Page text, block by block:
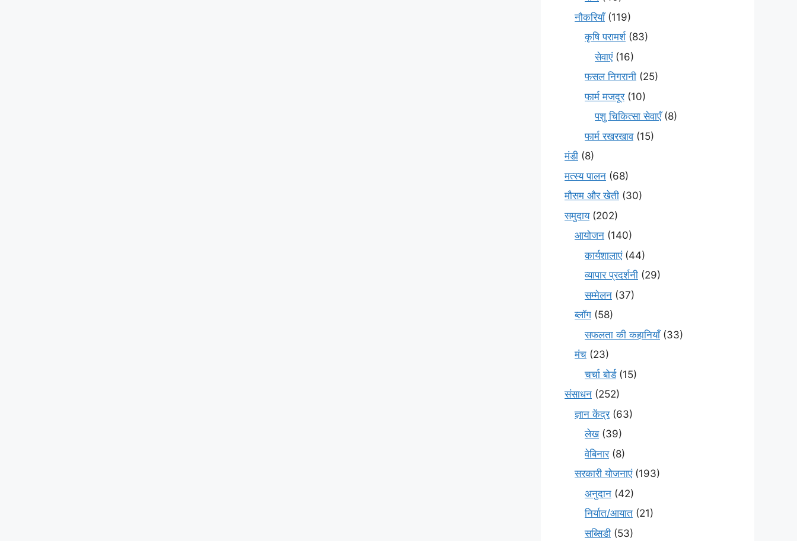
नौकरियाँ(119)
कृषि परामर्श(83)
सेवाएं(16)
फसल निगरानी (25)
फार्म मजदूर(10)
पशु चिकित्सा सेवाएँ(8)
फार्म रखरखाव(15)
मंडी (8)
मत्स्य पालन (68)
मौसम और खेती (30)
समुदाय(202)
आयोजन (140)
कार्यशालाएं(44)
व्यापार प्रदर्शनी (29)
सम्मेलन (37)
ब्लॉग (58)
सफलता की कहानियाँ(33)
मंच (23)
चर्चा बोर्ड(15)
संसाधन (252)
ज्ञान केंद्र(63)
लेख(39)
वेबिनार(8)
सरकारी योजनाएं(193)
अनुदान (42)
निर्यात/आयात (21)
सब्सिडी (53)